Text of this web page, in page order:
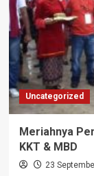
Diterima
Desa
Taar
Uncategorized
Meriahnya
KKT & MBD
23